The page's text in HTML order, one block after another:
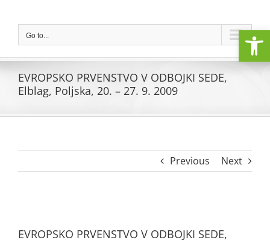
contentGo to...
EVROPSKO PRVENSTVO V ODBOJKI SEDE,
Elblag, Poljska, 20. – 27. 9. 2009
Previous Next
Larger
EVROPSKO PRVENSTVO V ODBOJKI SEDE,